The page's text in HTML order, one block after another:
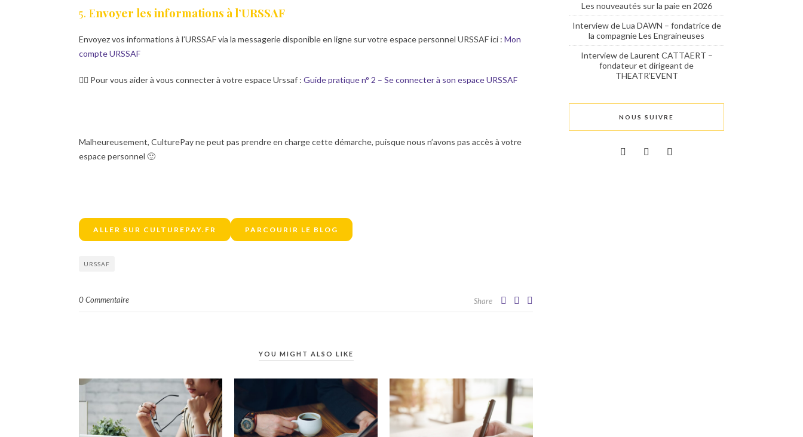
5. Envoyer les informations à l’URSSAF
Envoyez vos informations à l’URSSAF via la messagerie disponible en ligne sur votre espace personnel URSSAF ici : Mon
compte URSSAF
👉🏼 Pour vous aider à vous connecter à votre espace Urssaf : Guide pratique n° 2 – Se connecter à son espace URSSAF
Malheureusement, CulturePay ne peut pas prendre en charge cette démarche, puisque nous n’avons pas accès à votre
espace personnel 🙂
ALLER SUR CULTUREPAY.FR PARCOURIR LE BLOG
URSSAF
0 Commentaire Share
YOU MIGHT ALSO LIKE
Les nouveautés sur la paie en 2026
Interview de Lua DAWN – fondatrice de
la compagnie Les Engraineuses
Interview de Laurent CATTAERT –
fondateur et dirigeant de
THEATR’EVENT
NOUS SUIVRE